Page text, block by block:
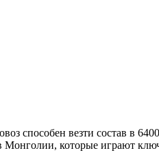
способен везти состав в
Монголии, которые играют